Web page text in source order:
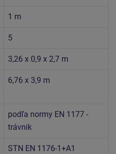
1 m
5
3,26 x 0,9 x 2,7 m
6,76 x 3,9 m
podľa normy EN 1177 -
trávnik
STN EN 1176-1+A1